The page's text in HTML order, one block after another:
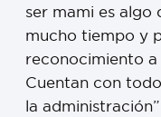
ser mami es algo
mucho tiempo y
reconocimiento a
Cuentan con
la administración”.